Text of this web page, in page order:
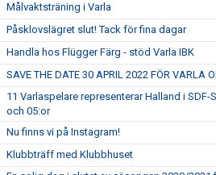
Målvaktsträning i Varla
Påsklovslägret slut! Tack för fina dagar
Handla hos Flügger Färg - stöd Varla IBK
SAVE THE DATE 30 APRIL 2022 FÖR VARLA
11 Varlaspelare representerar Halland i SDF-
och 05:or
Nu finns vi på Instagram!
Klubbträff med Klubbhuset